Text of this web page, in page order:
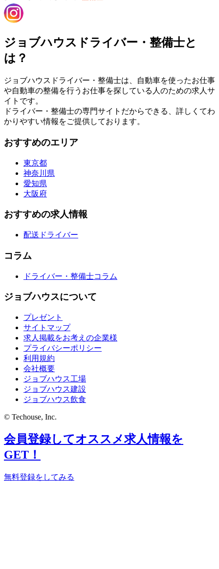
ジョブハウスドライバー・整備士と
は？
ジョブハウスドライバー・整備士は、自動車を使ったお仕事
や自動車の整備を行うお仕事を探している人のための求人サ
イトです。
ドライバー・整備士の専門サイトだからできる、詳しくてわ
かりやすい情報をご提供しております。
おすすめのエリア
東京都
神奈川県
愛知県
大阪府
おすすめの求人情報
配送ドライバー
コラム
ドライバー・整備士コラム
ジョブハウスについて
プレゼント
サイトマップ
求人掲載をお考えの企業様
プライバシーポリシー
利用規約
会社概要
ジョブハウス工場
ジョブハウス建設
ジョブハウス飲食
© Techouse, Inc.
会員登録してオススメ求人情報を
GET！
無料登録をしてみる